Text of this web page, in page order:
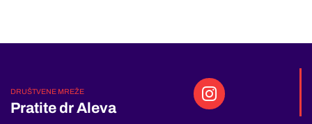
DRUŠTVENE MREŽE
Pratite dr Aleva